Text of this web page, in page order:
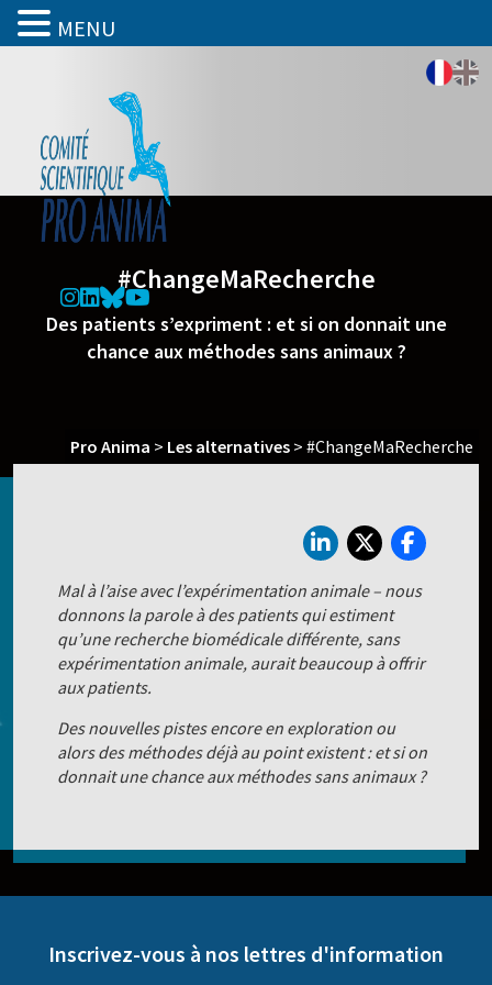
#ChangeMaRecherche
Des patients s’expriment : et si on donnait une
chance aux méthodes sans animaux ?
Pro Anima > Les alternatives > #ChangeMaRecherche
Mal à l’aise avec l’expérimentation animale – nous
donnons la parole à des patients qui estiment
qu’une recherche biomédicale différente, sans
expérimentation animale, aurait beaucoup à offrir
aux patients.
Des nouvelles pistes encore en exploration ou
alors des méthodes déjà au point existent : et si on
donnait une chance aux méthodes sans animaux ?
Inscrivez-vous à nos lettres d'information
MENU